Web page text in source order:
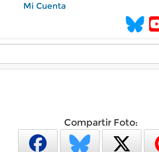
Mi Cuenta
Compartir Foto: